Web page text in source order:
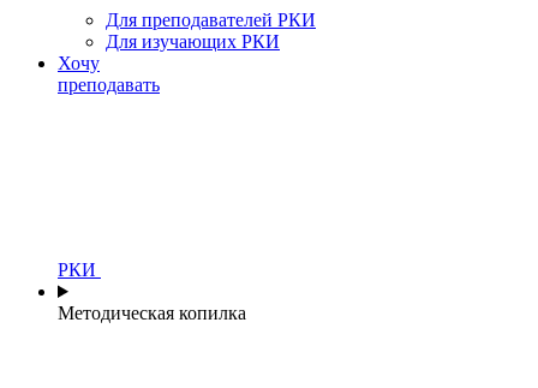
Для преподавателей РКИ
Для изучающих РКИ
Хочу
преподавать
РКИ
Методическая копилка